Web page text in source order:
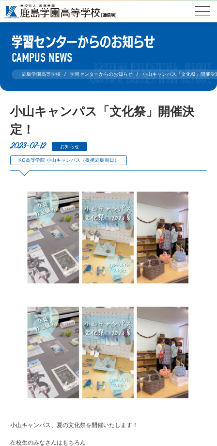
学習センターからのお知らせ
CAMPUS NEWS
鹿島学園高等学校 学習センターからのお知らせ 小山キャンパス「文化祭」開催決
小山キャンパス「文化祭」開催決
定！
2023-07-12 お知らせ
KG高等学院 小山キャンパス（提携鹿島朝日）
小山キャンパス、夏の文化祭を開催いたします！
在校生のみなさんはもちろん